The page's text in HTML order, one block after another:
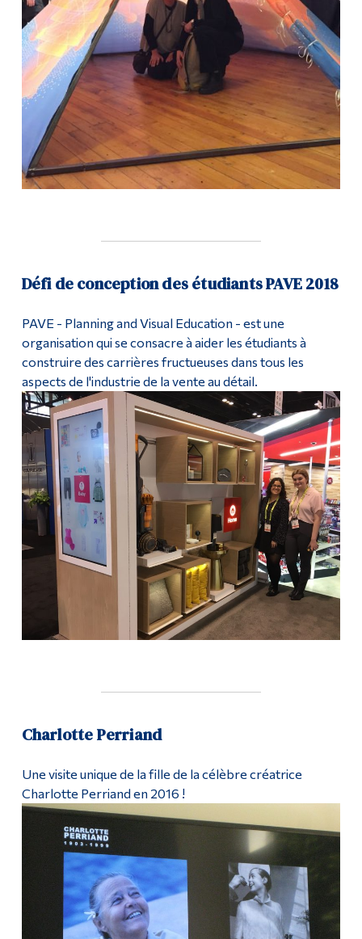
Défi de conception des étudiants PAVE 2018
PAVE - Planning and Visual Education - est une
organisation qui se consacre à aider les étudiants à
construire des carrières fructueuses dans tous les
aspects de l'industrie de la vente au détail.
Charlotte Perriand
Une visite unique de la fille de la célèbre créatrice
Charlotte Perriand en 2016 !